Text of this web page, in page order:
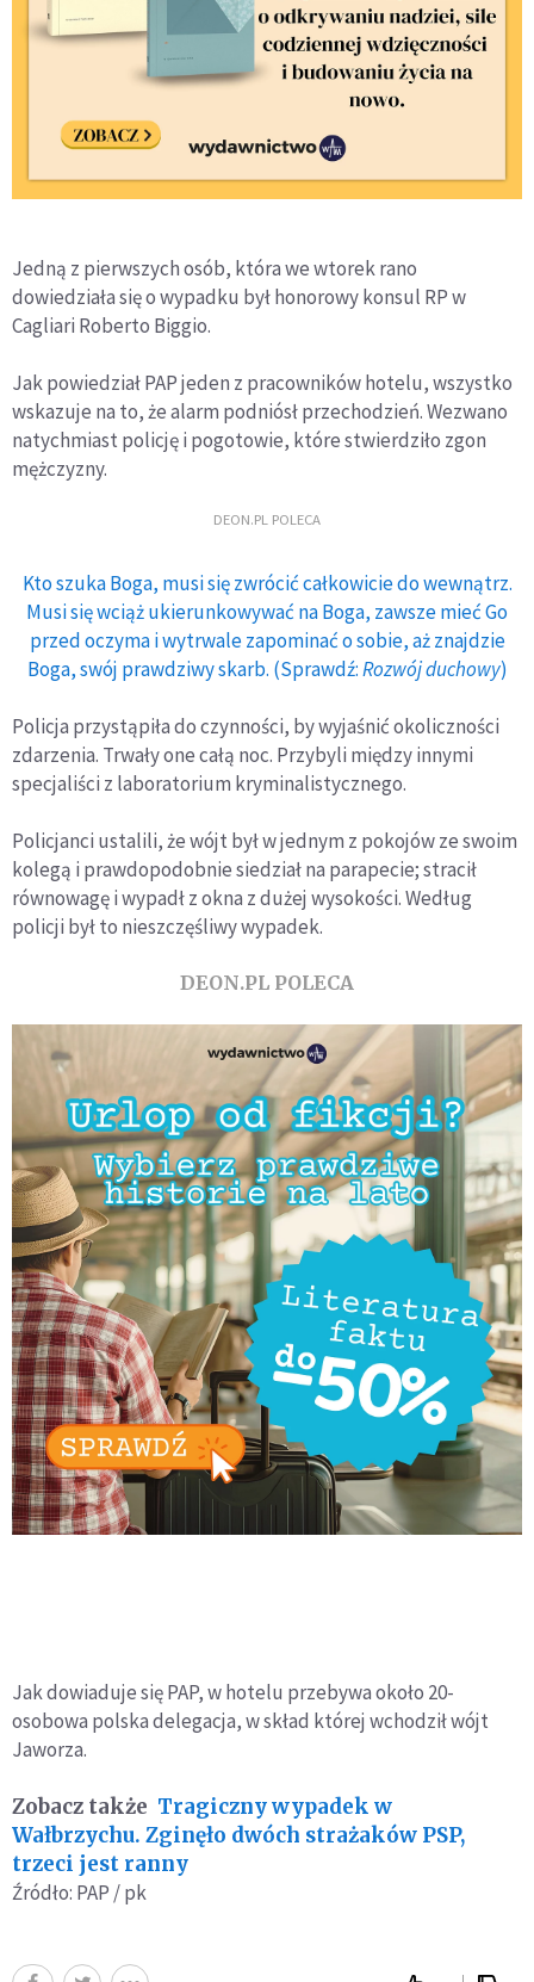
Jedną z pierwszych osób, która we wtorek rano
dowiedziała się o wypadku był honorowy konsul RP w
Cagliari Roberto Biggio.
Jak powiedział PAP jeden z pracowników hotelu, wszystko
wskazuje na to, że alarm podniósł przechodzień. Wezwano
natychmiast policję i pogotowie, które stwierdziło zgon
mężczyzny.
DEON.PL POLECA
Kto szuka Boga, musi się zwrócić całkowicie do wewnątrz.
Musi się wciąż ukierunkowywać na Boga, zawsze mieć Go
przed oczyma i wytrwale zapominać o sobie, aż znajdzie
Boga, swój prawdziwy skarb. (Sprawdź:Rozwój duchowy)
Policja przystąpiła do czynności, by wyjaśnić okoliczności
zdarzenia. Trwały one całą noc. Przybyli między innymi
specjaliści z laboratorium kryminalistycznego.
Policjanci ustalili, że wójt był w jednym z pokojów ze swoim
kolegą i prawdopodobnie siedział na parapecie; stracił
równowagę i wypadł z okna z dużej wysokości. Według
policji był to nieszczęśliwy wypadek.
DEON.PL POLECA
Jak dowiaduje się PAP, w hotelu przebywa około 20-
osobowa polska delegacja, w skład której wchodził wójt
Jaworza.
Zobacz także Tragiczny wypadek w
Wałbrzychu. Zginęło dwóch strażaków PSP,
trzeci jest ranny
Źródło: PAP / pk